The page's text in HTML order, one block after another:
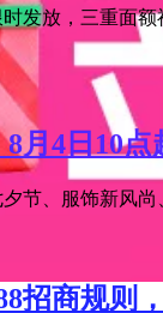
发放，三重面
月4日10点
节、服饰新风
招商规则